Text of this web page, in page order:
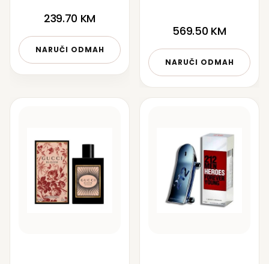
239.70 KM
NARUČI ODMAH
569.50 KM
NARUČI ODMAH